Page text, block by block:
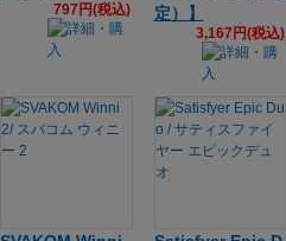
797円(税込)
定）】
3,167円(税込)